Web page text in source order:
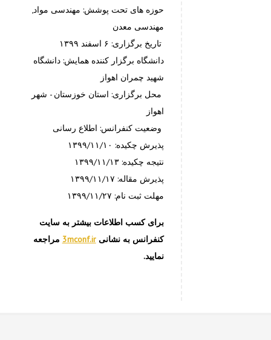
حوزه های تحت پوشش: مهندسی مواد,
مهندسی معدن
تاریخ برگزاری: ۶ اسفند ۱۳۹۹
دانشگاه برگزار کننده همایش: دانشگاه
شهید چمران اهواز
محل برگزاری: استان خوزستان - شهر
وضعیت کنفرانس: اطلاع رسانی
پذیرش چکیده: ۱۳۹۹/۱۱/۱۰
نتیجه چکیده: ۱۳۹۹/۱۱/۱۳
پذیرش مقاله: ۱۳۹۹/۱۱/۱۷
مهلت ثبت نام: ۱۳۹۹/۱۱/۲۷
برای کسب اطلاعات بیشتر به سایت
کنفرانس به نشانی3mconf.irمراجعه